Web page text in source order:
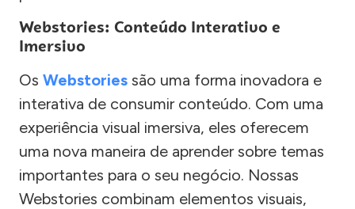
Webstories: Conteúdo Interativo e
Imersivo
Os Webstories são uma forma inovadora e
interativa de consumir conteúdo. Com uma
experiência visual imersiva, eles oferecem
uma nova maneira de aprender sobre temas
importantes para o seu negócio. Nossas
Webstories combinam elementos visuais,